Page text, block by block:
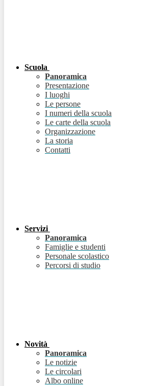
Scuola
Panoramica
Presentazione
I luoghi
Le persone
I numeri della scuola
Le carte della scuola
Organizzazione
La storia
Contatti
Servizi
Panoramica
Famiglie e studenti
Personale scolastico
Percorsi di studio
Novità
Panoramica
Le notizie
Le circolari
Albo online